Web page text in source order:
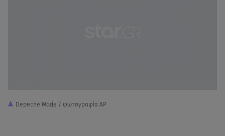
Depeche Mode / φωτογραφία AP